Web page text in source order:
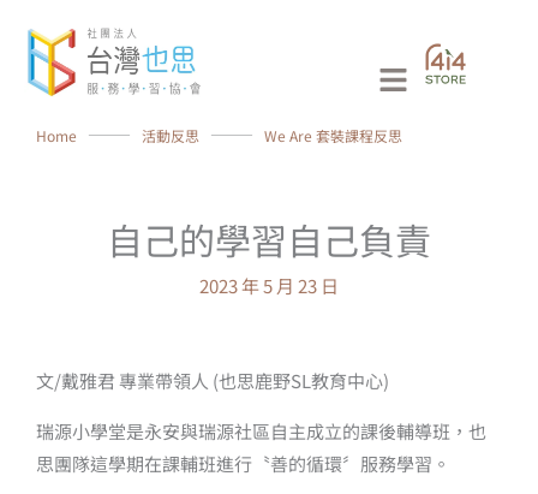
Main
Menu
Home ⸻ 活動反思 ⸻ We Are 套裝課程反思
自己的學習自己負責
2023 年 5 月 23 日
文/戴雅君 專業帶領人 (也思鹿野SL教育中心)
瑞源小學堂是永安與瑞源社區自主成立的課後輔導班，也
思團隊這學期在課輔班進行〝善的循環〞服務學習。